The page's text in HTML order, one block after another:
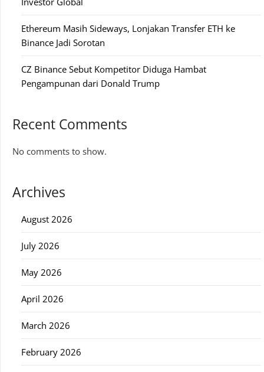
Ethereum Masih Sideways, Lonjakan Transfer ETH ke
Binance Jadi Sorotan
CZ Binance Sebut Kompetitor Diduga Hambat
Pengampunan dari Donald Trump
Recent Comments
No comments to show.
Archives
August 2026
July 2026
May 2026
April 2026
March 2026
February 2026